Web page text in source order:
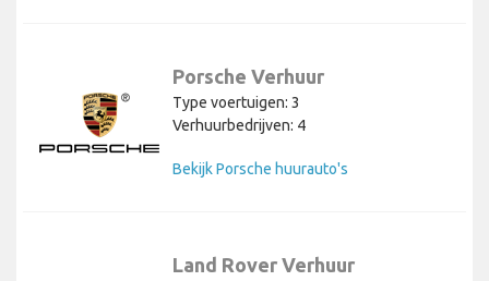
Porsche Verhuur
Type voertuigen: 3
Verhuurbedrijven: 4
Bekijk Porsche huurauto's
Land Rover Verhuur